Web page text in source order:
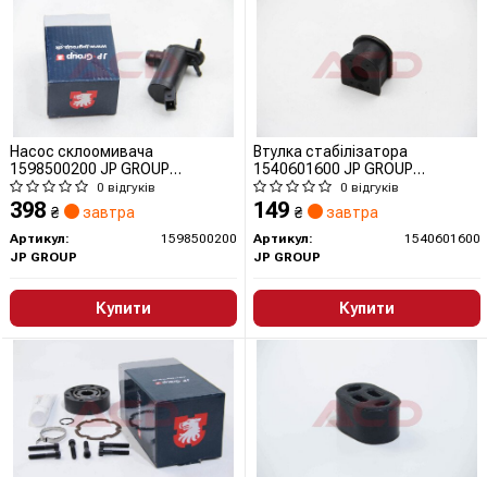
Насос склоомивача
1598500200 JP GROUP
(QUINTON HAZELL)
0 відгуків
398 ₴ завтра
Артикул:
1598500200
JP GROUP
Купити
Втулка стабілізатора
1540601600 JP GROUP
(QUINTON HAZELL)
0 відгуків
149 ₴ завтра
Артикул:
1540601600
JP GROUP
Купити